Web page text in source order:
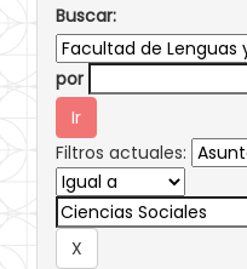
Buscar:
por
Filtros actuales: